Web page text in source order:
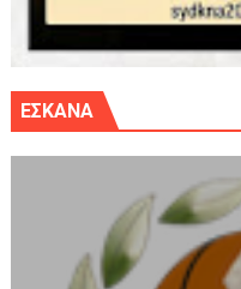
ΕΣΚΑΝΑ